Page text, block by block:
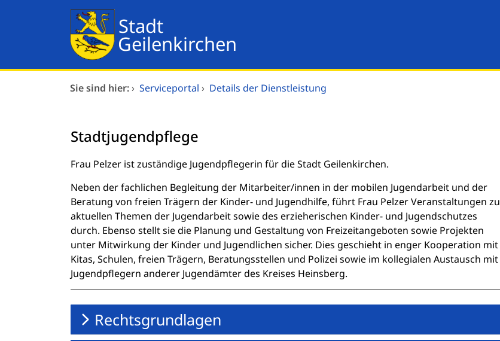
Zum Hauptinhalt springen
Zum Hauptinhalt
Dienstleistungen A-Z
Verwaltungsorganisation
Sie sind hier: › Serviceportal › Details der Dienstleistung
Stadtjugendpflege
Kurzbeschreibung
Frau Pelzer ist zuständige Jugendpflegerin für die Stadt Geilenkirchen.
Neben der fachlichen Begleitung der Mitarbeiter/innen in der mobilen Jugendarbeit und der
Beratung von freien Trägern der Kinder- und Jugendhilfe, führt Frau Pelzer Veranstaltungen zu
aktuellen Themen der Jugendarbeit sowie des erzieherischen Kinder- und Jugendschutzes
durch. Ebenso stellt sie die Planung und Gestaltung von Freizeitangeboten sowie Projekten
unter Mitwirkung der Kinder und Jugendlichen sicher. Dies geschieht in enger Kooperation mit
Kitas, Schulen, freien Trägern, Beratungsstellen und Polizei sowie im kollegialen Austausch mit
Jugendpflegern anderer Jugendämter des Kreises Heinsberg.
Rechtsgrundlagen